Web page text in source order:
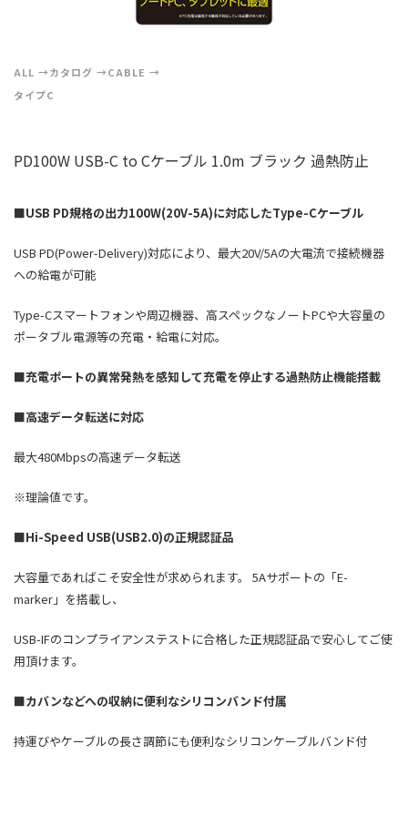
ALL カタログ
CABLE
タイプC
PD100W USB-C to Cケーブル 1.0m ブラック 過熱防止
■USB PD規格の出力100W(20V-5A)に対応したType-Cケーブル
USB PD(Power-Delivery)対応により、最大20V/5Aの大電流で接続機器
への給電が可能
Type-Cスマートフォンや周辺機器、高スペックなノートPCや大容量の
ポータブル電源等の充電・給電に対応。
■充電ポートの異常発熱を感知して充電を停止する過熱防止機能搭載
■高速データ転送に対応
最大480Mbpsの高速データ転送
※理論値です。
■Hi-Speed USB(USB2.0)の正規認証品
大容量であればこそ安全性が求められます。 5Aサポートの「E-
marker」を搭載し、
USB-IFのコンプライアンステストに合格した正規認証品で安心してご使
用頂けます。
■カバンなどへの収納に便利なシリコンバンド付属
持運びやケーブルの長さ調節にも便利なシリコンケーブルバンド付